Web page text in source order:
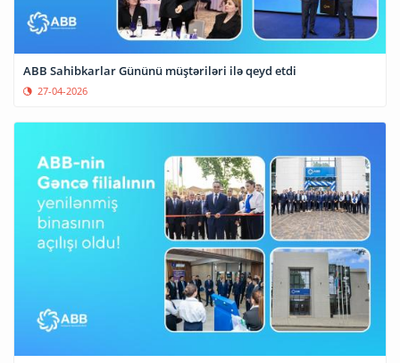
ABB Sahibkarlar Gününü müştəriləri ilə qeyd etdi
27-04-2026